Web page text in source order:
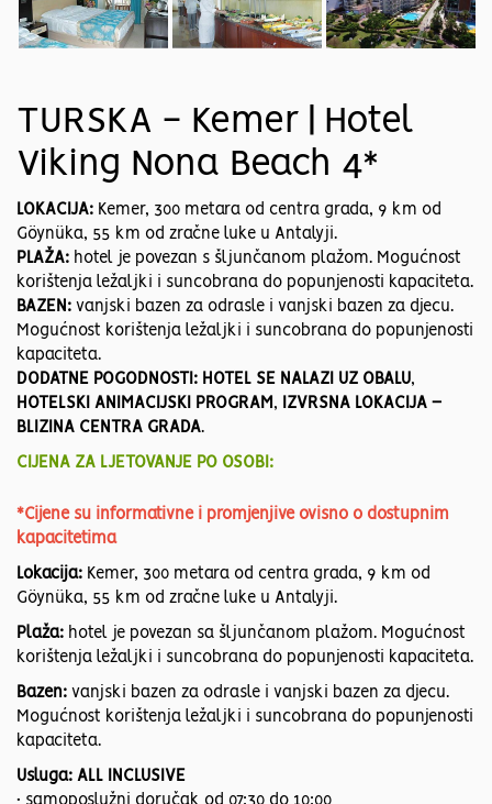
TURSKA - Kemer | Hotel
Viking Nona Beach 4*
LOKACIJA: Kemer, 300 metara od centra grada, 9 km od
Göynüka, 55 km od zračne luke u Antalyji.
PLAŽA: hotel je povezan s šljunčanom plažom. Mogućnost
korištenja ležaljki i suncobrana do popunjenosti kapaciteta.
BAZEN: vanjski bazen za odrasle i vanjski bazen za djecu.
Mogućnost korištenja ležaljki i suncobrana do popunjenosti
kapaciteta.
DODATNE POGODNOSTI: HOTEL SE NALAZI UZ OBALU,
HOTELSKI ANIMACIJSKI PROGRAM ,
IZVRSNA LOKACIJA –
BLIZINA CENTRA GRADA.
CIJENA ZA LJETOVANJE PO OSOBI:
*Cijene su informativne i promjenjive ovisno o dostupnim
kapacitetima
Lokacija: Kemer, 300 metara od centra grada, 9 km od
Göynüka, 55 km od zračne luke u Antalyji.
Plaža: hotel je povezan sa šljunčanom plažom. Mogućnost
korištenja ležaljki i suncobrana do popunjenosti kapaciteta.
Bazen: vanjski bazen za odrasle i vanjski bazen za djecu.
Mogućnost korištenja ležaljki i suncobrana do popunjenosti
kapaciteta.
Usluga: ALL INCLUSIVE
• samoposlužni doručak od 07:30 do 10:00